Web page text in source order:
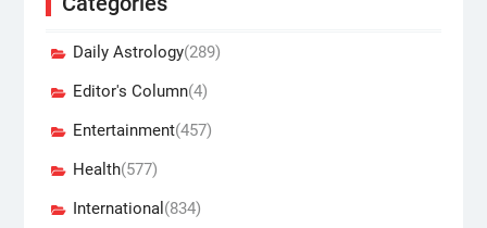
Daily Astrology(289)
Editor's Column(4)
Entertainment(457)
Health(577)
International (834)